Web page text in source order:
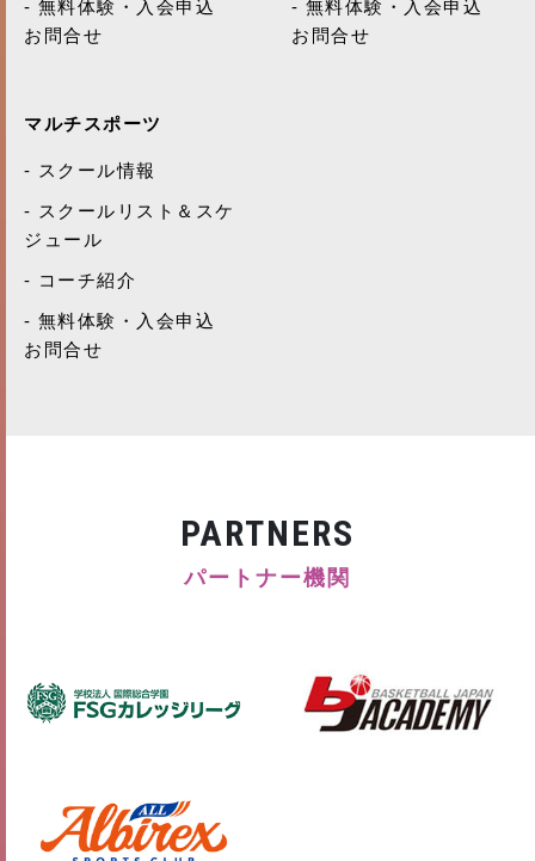
無料体験・入会申込
お問合せ
無料体験・入会申込
お問合せ
マルチスポーツ
スクール情報
スクールリスト＆スケ
ジュール
コーチ紹介
無料体験・入会申込
お問合せ
PARTNERS
パートナー機関